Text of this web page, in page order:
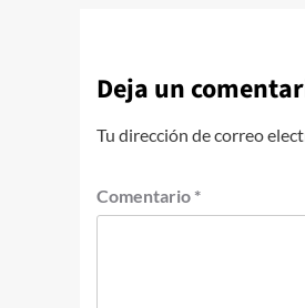
Deja un
Tu dirección de correo
Comentario *